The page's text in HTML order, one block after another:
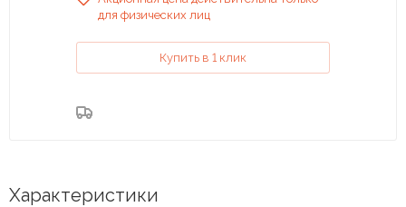
для физических лиц
Купить в 1 клик
Характеристики